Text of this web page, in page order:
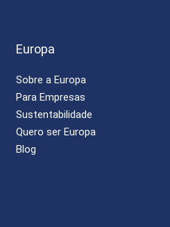
Europa
Sobre a Europa
Para Empresas
Sustentabilidade
Quero ser Europa
Blog